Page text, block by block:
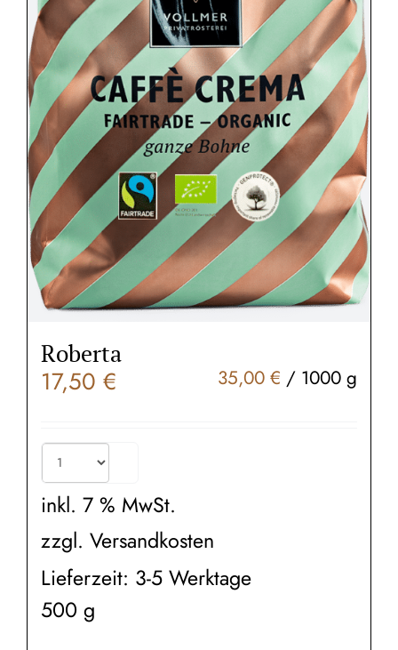
Roberta
17,50 € 35,00 € / 1000 g
inkl. 7 % MwSt.
zzgl. Versandkosten
Lieferzeit: 3-5 Werktage
500 g